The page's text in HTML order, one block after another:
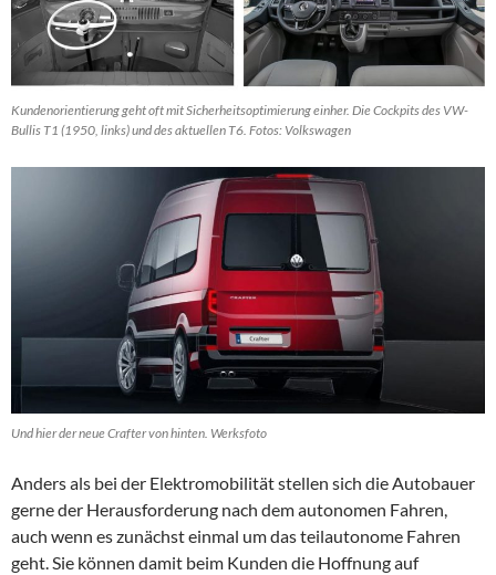
Kundenorientierung geht oft mit Sicherheitsoptimierung einher. Die Cockpits des VW-
Bullis T1 (1950, links) und des aktuellen T6. Fotos: Volkswagen
Und hier der neue Crafter von hinten. Werksfoto
Anders als bei der Elektromobilität stellen sich die Autobauer
gerne der Herausforderung nach dem autonomen Fahren,
auch wenn es zunächst einmal um das teilautonome Fahren
geht. Sie können damit beim Kunden die Hoffnung auf